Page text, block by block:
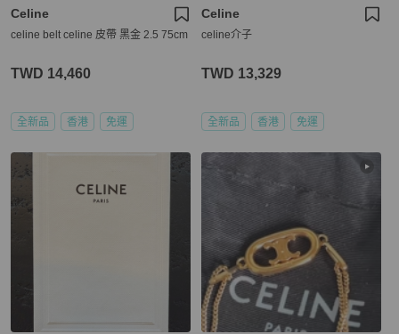
Celine
celine belt celine 皮帶 黑金 2.5 75cm
TWD 14,460
全新品 香港 免運
Celine
celine介子
TWD 13,329
全新品 香港 免運